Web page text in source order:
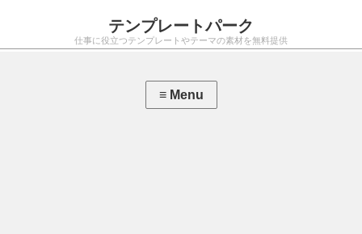
テンプレートパーク
仕事に役立つテンプレートやテーマの素材を無料提供